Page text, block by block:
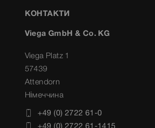
КОНТАКТИ
Viega GmbH & Co. KG
Viega Platz 1
57439
Attendorn
Німеччина
+49 (0) 2722 61-0
+49 (0) 2722 61-1415